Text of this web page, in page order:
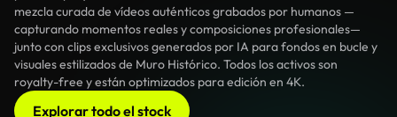
mezcla curada de vídeos auténticos grabados por humanos —
capturando momentos reales y composiciones profesionales—
junto con clips exclusivos generados por IA para fondos en bucle y
visuales estilizados de Muro Histórico. Todos los activos son
royalty-free y están optimizados para edición en 4K.
Explorar todo el stock